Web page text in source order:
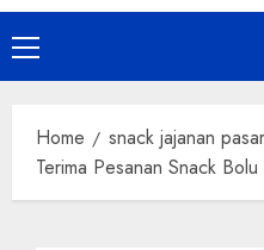
Primary
Menu
Home
snack jajanan pasar
Terima Pesanan Snack